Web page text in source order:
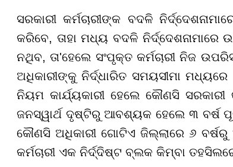
ସରକାରୀ କର୍ମଚାରୀଙ୍କ ବଦଳି
କରିବେ, ତାହା ମଧ୍ୟ ବଦଳି
ନଥିବ, ତା'ହେଲେ ସଂପୃକ୍ତ କର୍ମଚାରୀ ନିଜ
ଅଧିକାରୀଙ୍କୁ ନିର୍ଦ୍ଧାରିତ ସମୟସୀମା
ନିୟମ କାର୍ଯ୍ୟକାରୀ ହେଲେ କୌଣସି
ଜନସ୍ୱାର୍ଥ ଦୃଷ୍ଟିରୁ ଆବଶ୍ୟକ ହେଲେ ୩ ବର୍ଷ
କୌଣସି ଅଧିକାରୀ ଗୋଟିଏ ଜିଲ୍ଲାରେ ୬ ବର୍ଷରୁ
କର୍ମଚାରୀ ଏକ ନିର୍ଦ୍ଦିଷ୍ଟ ବ୍ଲକ କିମ୍ବା